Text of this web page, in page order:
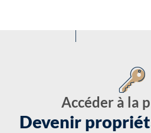
Accéder à la
Devenir